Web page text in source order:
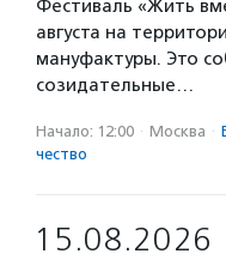
Фестиваль «Жить
августа на
мануфактуры. Это
созидательные…
Начало: 12:00 · Москва ·
чест­во
15.08.2026